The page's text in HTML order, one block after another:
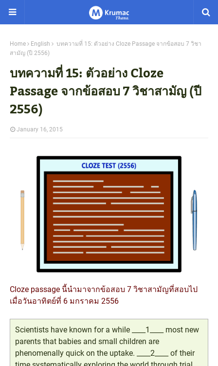
Home English
บทความที่ 15: ตัวอย่าง Cloze Passage จากข้อสอบ 7 วิชา
สามัญ (ปี 2556)
บทความที่ 15: ตัวอย่าง Cloze
Passage จากข้อสอบ 7 วิชาสามัญ (ปี
2556)
January 16, 2015
Cloze passage นี้นำมาจากข้อสอบ 7 วิชาสามัญที่สอบไป
เมื่อวันอาทิตย์ที่ 6 มกราคม 2556
Scientists have known for a while ____1____ most new
parents that babies and small children are
phenomenally quick on the uptake. ____2____ of their